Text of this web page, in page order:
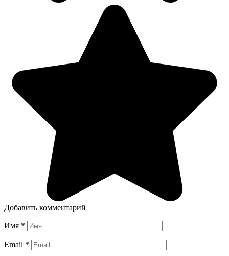
Добавить комментарий
Имя *
Email *